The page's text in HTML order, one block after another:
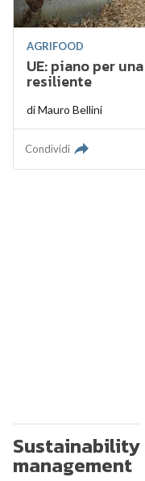
AGRIFOOD
UE: piano per
resiliente
diMauro Bellini
Condividi
Sustainability
management